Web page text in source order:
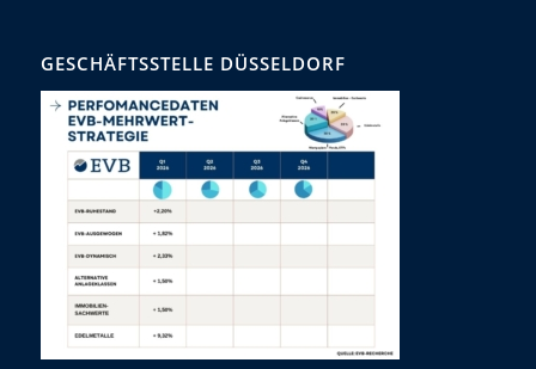
GESCHÄFTSSTELLE DÜSSELDORF